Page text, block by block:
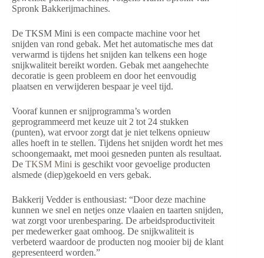
Spronk Bakkerijmachines.
De TKSM Mini is een compacte machine voor het
snijden van rond gebak. Met het automatische mes dat
verwarmd is tijdens het snijden kan telkens een hoge
snijkwaliteit bereikt worden. Gebak met aangehechte
decoratie is geen probleem en door het eenvoudig
plaatsen en verwijderen bespaar je veel tijd.
Vooraf kunnen er snijprogramma’s worden
geprogrammeerd met keuze uit 2 tot 24 stukken
(punten), wat ervoor zorgt dat je niet telkens opnieuw
alles hoeft in te stellen. Tijdens het snijden wordt het mes
schoongemaakt, met mooi gesneden punten als resultaat.
De TKSM Mini is geschikt voor gevoelige producten
alsmede (diep)gekoeld en vers gebak.
Bakkerij Vedder is enthousiast: “Door deze machine
kunnen we snel en netjes onze vlaaien en taarten snijden,
wat zorgt voor urenbesparing. De arbeidsproductiviteit
per medewerker gaat omhoog. De snijkwaliteit is
verbeterd waardoor de producten nog mooier bij de klant
gepresenteerd worden.”